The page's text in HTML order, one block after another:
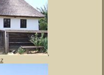
Muzeális Gyűjteménye